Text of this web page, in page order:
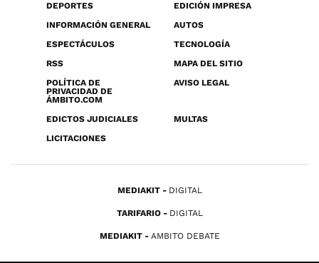
DEPORTES
EDICIÓN IMPRESA
INFORMACIÓN GENERAL
AUTOS
ESPECTÁCULOS
TECNOLOGÍA
RSS
MAPA DEL SITIO
POLÍTICA DE
PRIVACIDAD DE
ÁMBITO.COM
AVISO LEGAL
EDICTOS JUDICIALES
MULTAS
LICITACIONES
MEDIAKIT DIGITAL
TARIFARIO DIGITAL
MEDIAKIT AMBITO DEBATE